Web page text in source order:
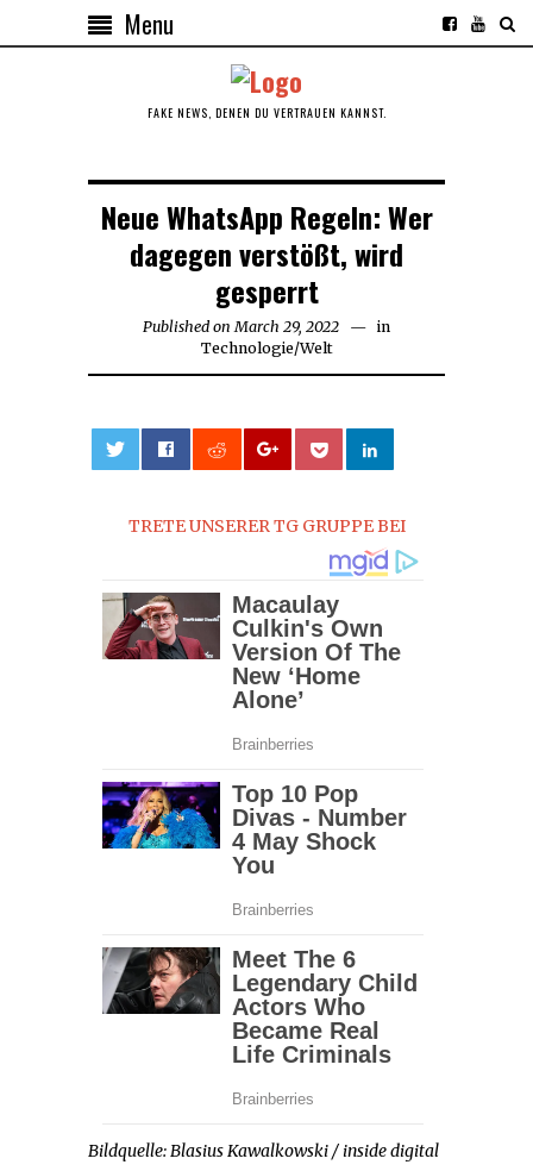
Menu
FAKE NEWS, DENEN DU VERTRAUEN KANNST.
Neue WhatsApp Regeln: Wer
dagegen verstößt, wird
gesperrt
Published on March 29, 2022
in
Technologie/Welt
TRETE UNSERER TG GRUPPE BEI
Bildquelle: Blasius Kawalkowski / inside digital